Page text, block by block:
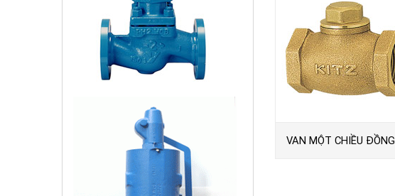
VAN MỘT CHIỀU ĐỒNG